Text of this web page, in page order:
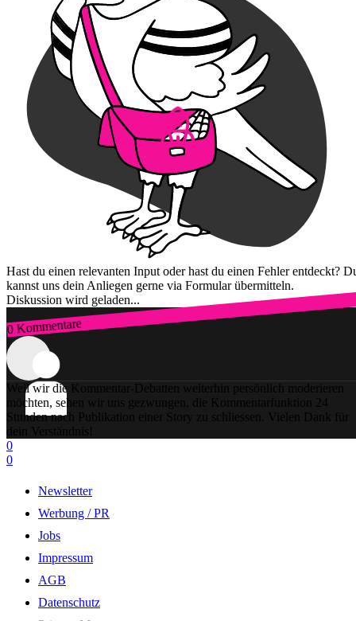
Hast du einen relevanten Input oder hast du einen Fehler entdeckt?
kannst uns dein Anliegen gerne via Formular übermitteln.
Diskussion wird geladen...
0 Kommentare
Zum Login
Weil wir die Kommentar-Debatten weiterhin persönlich moderieren
möchten, sehen wir uns gezwungen, die Kommentarfunktion 24
Stunden nach Publikation einer Story zu schliessen. Vielen Dank für
dein Verständnis!
0
0
Newsletter
Werbung / PR
Jobs
Impressum
AGB
Datenschutz